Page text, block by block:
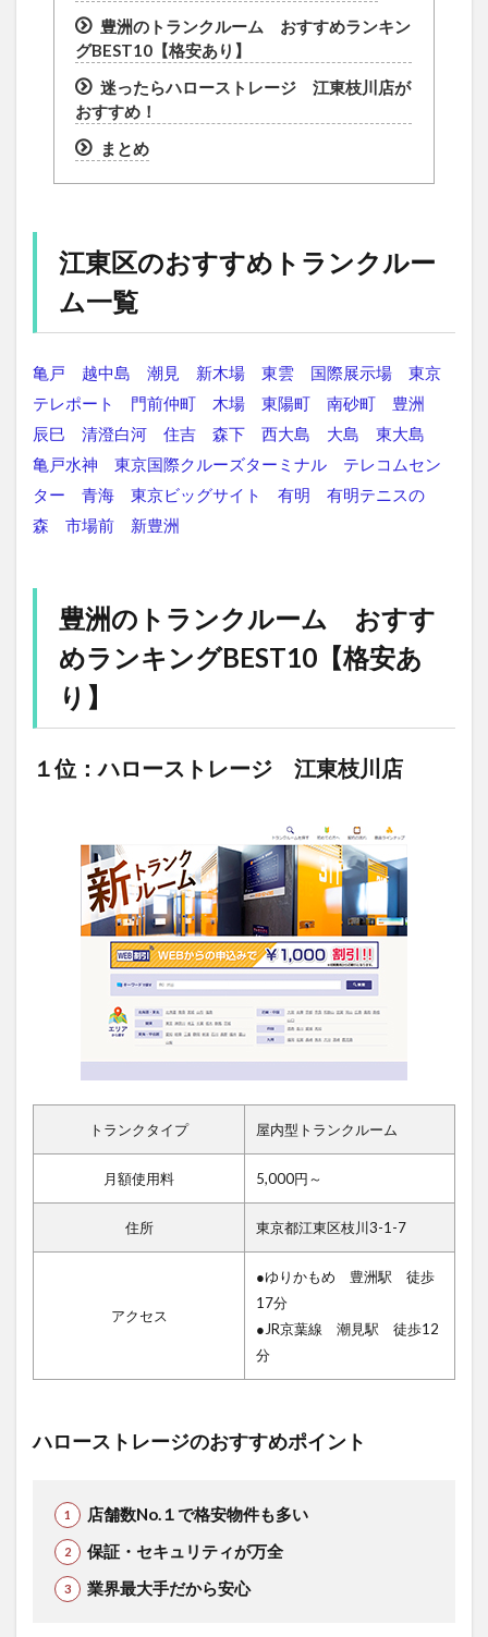
豊洲のトランクルーム おすすめランキン
グBEST10【格安あり】
迷ったらハローストレージ 江東枝川店が
おすすめ！
まとめ
江東区のおすすめトランクルー
ム一覧
亀戸 越中島 潮見 新木場 東雲 国際展示場
東京
テレポート
門前仲町 木場 東陽町 南砂町
豊洲
辰巳
清澄白河 住吉 森下 西大島 大島
東大島
亀戸水神
東京国際クルーズターミナル
テレコムセン
ター
青海 東京ビッグサイト 有明
有明テニスの
森
市場前 新豊洲
豊洲のトランクルーム おすす
めランキングBEST10【格安あ
り】
１位：ハローストレージ 江東枝川店
トランクタイプ 屋内型トランクルーム
月額使用料 5,000円～
住所 東京都江東区枝川3-1-7
アクセス
●ゆりかもめ 豊洲駅 徒歩
17分
●JR京葉線 潮見駅 徒歩12
分
ハローストレージのおすすめポイント
店舗数No.１で格安物件も多い
保証・セキュリティが万全
業界最大手だから安心